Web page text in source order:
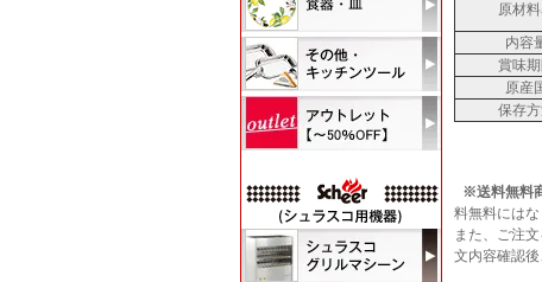
原材料
内容
賞味期
原産
保存
※送料無料
料無料にはな
また、ご注
文内容確認